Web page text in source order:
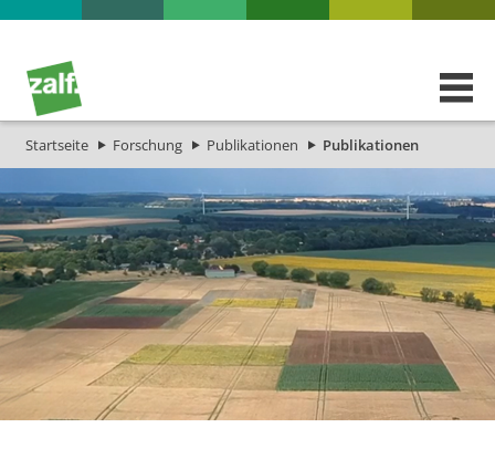
Startseite Forschung Publikationen Publikationen